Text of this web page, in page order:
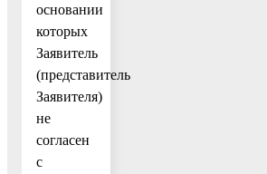
основании
которых
Заявитель
(представитель
Заявителя)
не
согласен
с